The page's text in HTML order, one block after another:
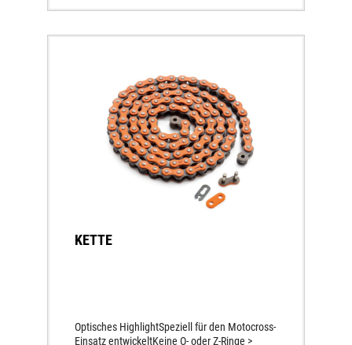
KETTE
Optisches HighlightSpeziell für den Motocross-
Einsatz entwickeltKeine O- oder Z-Ringe >